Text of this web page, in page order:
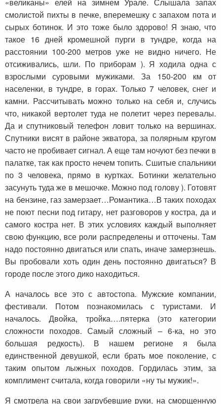
«великаны» елей на зимнем Урале. Слышала запах
смолистой пихты в печке, вперемешку с запахом пота и
сырых ботинок. И это тоже было здорово! Я знаю, что
такое 16 дней кромешной пурги в тундре, когда на
расстоянии 100-200 метров уже не видно ничего. Не
отсиживались, шли. По приборам ). Я ходила одна с
взрослыми суровыми мужиками. За 150-200 км от
населенки, в тундре, в горах. Только 7 человек, снег и
камни. Рассчитывать можно только на себя и, случись
что, никакой вертолет туда не полетит через перевалы.
Да и спутниковый телефон ловит только на вершинах.
Спутники висят в районе экватора, за полярным кругом
часто не пробивает сигнал. А еще там ночуют без печки в
палатке, так как просто нечем топить. Сшитые спальники
по 3 человека, прямо в куртках. Ботинки желательно
засунуть туда же в мешочке. Можно под голову ). Готовят
на бензине, газ замерзает…Романтика…В таких походах
не поют песни под гитару, нет разговоров у костра, да и
самого костра нет. В этих условиях каждый выполняет
свою функцию, все роли распределены и отточены. Там
надо постоянно двигаться или спать, иначе замерзнешь.
Вы пробовали хоть один день постоянно двигаться? В
городе после этого дико находиться.
А началось все это с автостопа. Мужские компании,
фестивали. Потом познакомилась с туристами. И
началось. Двойка, тройка….пятерка (это категории
сложности походов. Самый сложный – 6-ка, но это
большая редкость). В нашем регионе я была
единственной девушкой, если брать мое поколение, с
таким опытом лыжных походов. Гордилась этим, за
комплимент считала, когда говорили «ну ты мужик!».
Я смотрела на свои загрубевшие руки, на сморщенную